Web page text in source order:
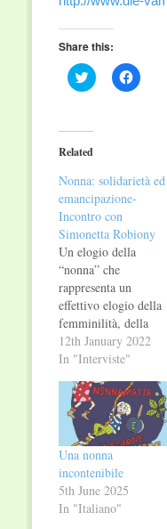
Share this:
Click
to
(Opens
in
new
Click
to
Related
Nonna: solidarietà ed
emancipazione-
Incontro con
Simonetta Robiony
Un elogio della
“nonna” che
rappresenta un
effettivo elogio della
femminilità, della
forza e della dignità di
ogni donna. Un
soprattutto per il
nostro mondo in cui
abbiamo conquistato
tante libertà e la
nostra vita
all’apparenza sembra
più facile. Simonetta
Robiony, giornalista e
12th January 2022
In "Interviste"
Una nonna
incontenibile
5th June 2025
In "Italiano"